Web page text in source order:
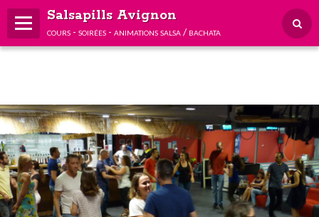
Salsapills Avignon
cours - soirées - animations salsa / bachata